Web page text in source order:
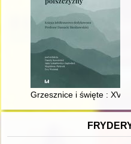
Grzesznice i święte :